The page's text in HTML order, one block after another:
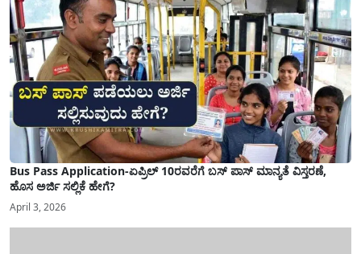
Bus Pass Application-ಏಪ್ರಿಲ್ 10ರವರೆಗೆ ಬಸ್ ಪಾಸ್ ಮಾನ್ಯತೆ ವಿಸ್ತರಣೆ,
ಹೊಸ ಅರ್ಜಿ ಸಲ್ಲಿಕೆ ಹೇಗೆ?
April 3, 2026